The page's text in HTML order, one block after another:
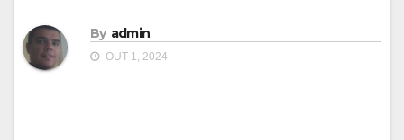
By admin
OUT 1, 2024